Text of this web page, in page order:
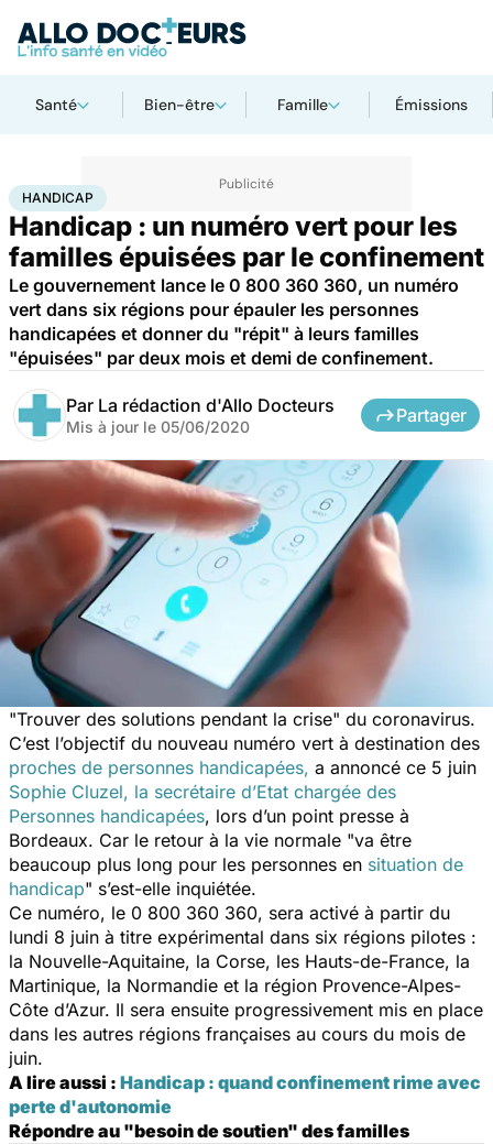
Santé Bien-être Famille Émissions
AccueilSanté Maladies
HANDICAP
Handicap : un numéro vert pour les
familles épuisées par le confinement
Le gouvernement lance le 0 800 360 360, un numéro
vert dans six régions pour épauler les personnes
handicapées et donner du "répit" à leurs familles
"épuisées" par deux mois et demi de confinement.
Par La rédaction d'Allo Docteurs
Mis à jour le 05/06/2020
Partager
"Trouver des solutions pendant la crise" du coronavirus.
C’est l’objectif du nouveau numéro vert à destination des
proches de personnes handicapées, a annoncé ce 5 juin
Sophie Cluzel, la secrétaire d’Etat chargée des
Personnes handicapées, lors d’un point presse à
Bordeaux. Car le retour à la vie normale "va être
beaucoup plus long pour les personnes en situation de
handicap" s’est-elle inquiétée.
Ce numéro, le 0 800 360 360, sera activé à partir du
lundi 8 juin à titre expérimental dans six régions pilotes :
la Nouvelle-Aquitaine, la Corse, les Hauts-de-France, la
Martinique, la Normandie et la région Provence-Alpes-
Côte d’Azur. Il sera ensuite progressivement mis en place
dans les autres régions françaises au cours du mois de
juin.
A lire aussi : Handicap : quand confinement rime avec
perte d'autonomie
Répondre au "besoin de soutien" des familles